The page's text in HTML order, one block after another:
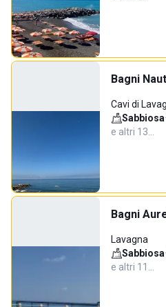
Bagni
Cavi di
Sabbiosa·
e altri 13…
Bagni
Lavagna
Sabbiosa·
e altri 11…